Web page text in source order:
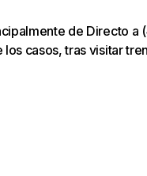
de Directo a
casos, tras visitar